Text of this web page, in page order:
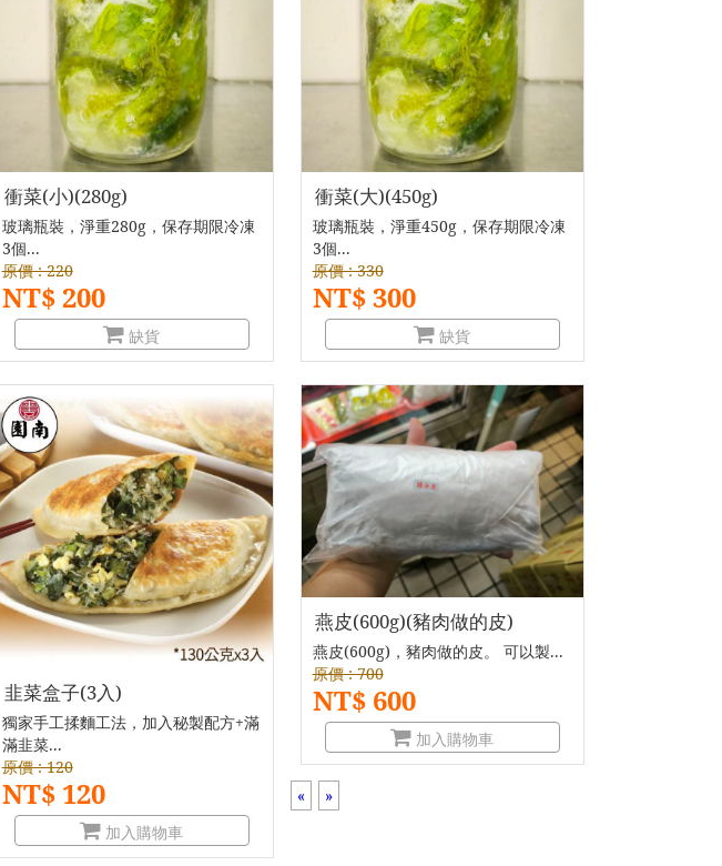
衝菜(小)(280g)
玻璃瓶裝，淨重280g，保存期限冷凍
3個...
原價 : 220
NT$ 200
缺貨
衝菜(大)(450g)
玻璃瓶裝，淨重450g，保存期限冷凍
3個...
原價 : 330
NT$ 300
缺貨
韭菜盒子(3入)
獨家手工揉麵工法，加入秘製配方+滿
滿韭菜...
原價 : 120
NT$ 120
加入購物車
燕皮(600g)(豬肉做的皮)
燕皮(600g)，豬肉做的皮。 可以製...
原價 : 700
NT$ 600
加入購物車
« »